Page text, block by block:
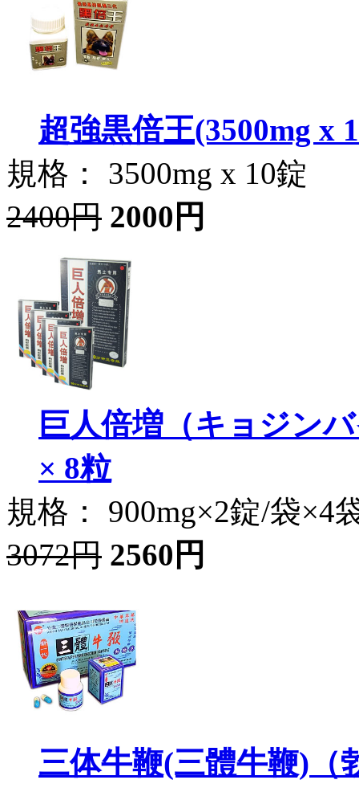
超強黒倍王(3500mg x
規格： 3500mg x 10錠
2400円 2000円
巨人倍増（キョジン
× 8粒
規格： 900mg×2錠/袋×4
3072円 2560円
三体牛鞭(三體牛鞭)（